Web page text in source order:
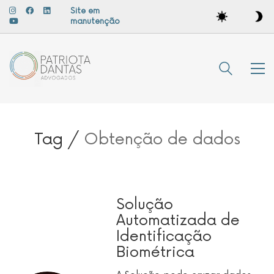
Site em
manutenção
Tag / Obtenção de dados
Solução
Automatizada de
Identificação
Biométrica